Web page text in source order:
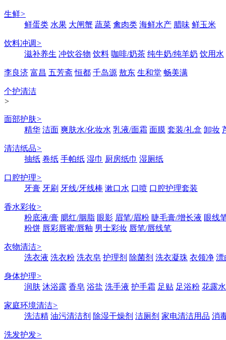
生鲜>
鲜蛋类 水果 大闸蟹 蔬菜 禽肉类 海鲜水产 腊味 鲜玉米
饮料冲调>
滋补养生 冲饮谷物 饮料 咖啡/奶茶 纯牛奶/纯羊奶 饮用水
李良济 富昌 五芳斋 恒都 千岛源 敖东 生和堂 畅美满
个护清洁
>
面部护肤>
精华 洁面 爽肤水/化妆水 乳液/面霜 面膜 套装/礼盒 卸妆
清洁纸品>
抽纸 卷纸 手帕纸 湿巾 厨房纸巾 湿厕纸
口腔护理>
牙膏 牙刷 牙线/牙线棒 漱口水 口喷 口腔护理套装
香水彩妆>
粉底液/膏 腮红/胭脂 眼影 眉笔/眉粉 睫毛膏/增长液 眼线
粉饼 唇彩唇蜜/唇釉 男士彩妆 唇笔/唇线笔
衣物清洁>
洗衣液 洗衣粉 洗衣皂 护理剂 除菌剂 洗衣凝珠 衣领净 漂
身体护理>
润肤 沐浴露 香皂 浴盐 洗手液 护手霜 足贴 足浴粉 花露水
家庭环境清洁>
洗洁精 油污清洁剂 除湿干燥剂 洁厕剂 家电清洁用品 消
洗发护发>